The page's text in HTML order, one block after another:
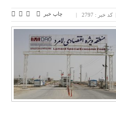
کد خبر : 2797 چاپ خبر